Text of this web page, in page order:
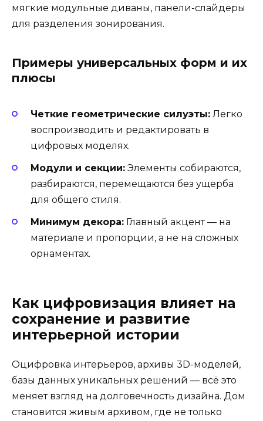
мягкие модульные диваны, панели-слайдеры
для разделения зонирования.
Примеры универсальных форм и их
плюсы
Четкие геометрические силуэты: Легко
воспроизводить и редактировать в
цифровых моделях.
Модули и секции: Элементы собираются,
разбираются, перемещаются без ущерба
для общего стиля.
Минимум декора: Главный акцент — на
материале и пропорции, а не на сложных
орнаментах.
Как цифровизация влияет на
сохранение и развитие
интерьерной истории
Оцифровка интерьеров, архивы 3D-моделей,
базы данных уникальных решений — всё это
меняет взгляд на долговечность дизайна. Дом
становится живым архивом, где не только